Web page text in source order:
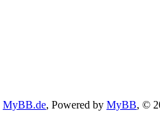
MyBB.de, Powered by MyBB, ©